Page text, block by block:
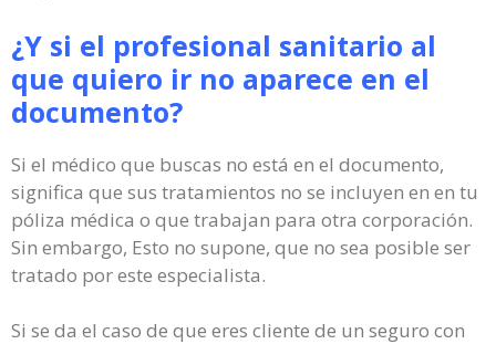
¿Y si el profesional sanitario al
que quiero ir no aparece en el
documento?
Si el médico que buscas no está en el documento,
significa que sus tratamientos no se incluyen en en tu
póliza médica o que trabajan para otra corporación.
Sin embargo, Esto no supone, que no sea posible ser
tratado por este especialista.
Si se da el caso de que eres cliente de un seguro con